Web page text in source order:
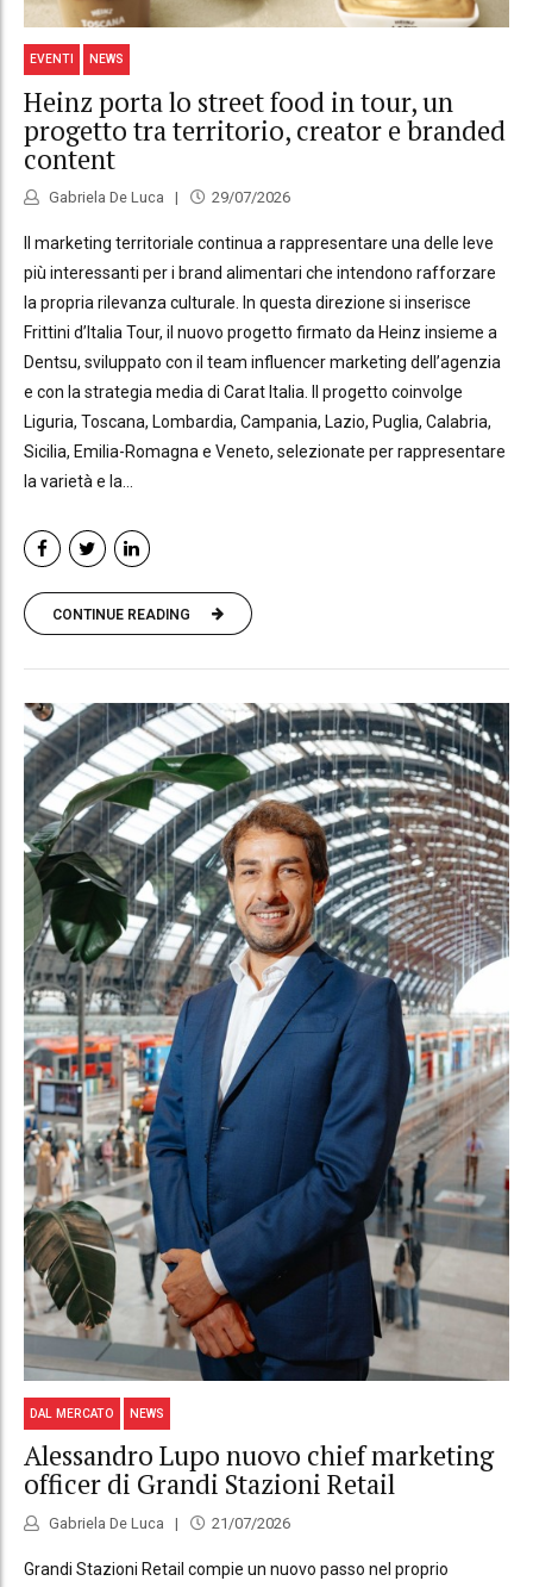
EVENTI NEWS
Heinz porta lo street food in tour, un
progetto tra territorio, creator e branded
content
Gabriela De Luca 29/07/2026
Il marketing territoriale continua a rappresentare una delle leve
più interessanti per i brand alimentari che intendono rafforzare
la propria rilevanza culturale. In questa direzione si inserisce
Frittini d’Italia Tour, il nuovo progetto firmato da Heinz insieme a
Dentsu, sviluppato con il team influencer marketing dell’agenzia
e con la strategia media di Carat Italia. Il progetto coinvolge
Liguria, Toscana, Lombardia, Campania, Lazio, Puglia, Calabria,
Sicilia, Emilia-Romagna e Veneto, selezionate per rappresentare
la varietà e la...
CONTINUE READING
DAL MERCATO NEWS
Alessandro Lupo nuovo chief marketing
officer di Grandi Stazioni Retail
Gabriela De Luca 21/07/2026
Grandi Stazioni Retail compie un nuovo passo nel proprio